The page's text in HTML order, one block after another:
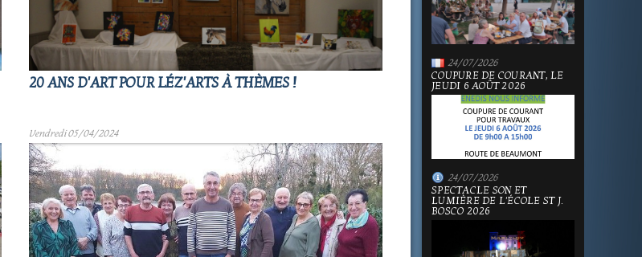
20 ANS D'ART POUR LÉZ'ARTS À THÈMES !
Vendredi 05/04/2024
24/07/2026
COUPURE DE COURANT, LE
JEUDI 6 AOÛT 2026
24/07/2026
SPECTACLE SON ET
LUMIÈRE DE L'ÉCOLE ST J.
BOSCO 2026